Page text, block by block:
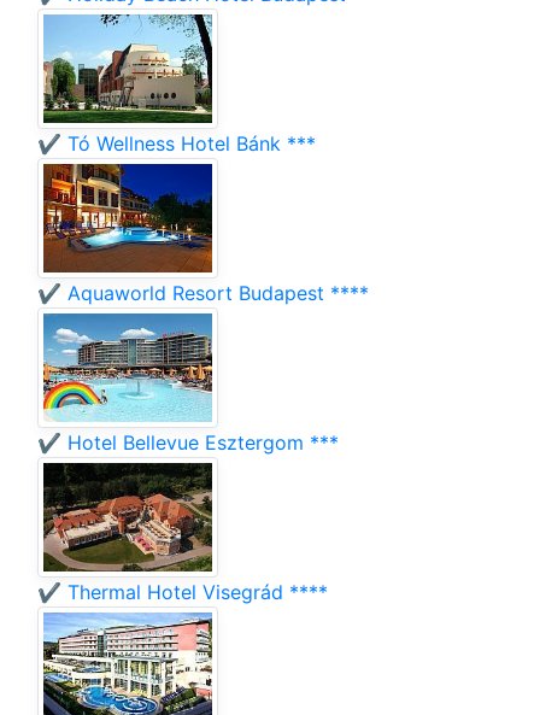
✔️ Tó Wellness Hotel Bánk ***
✔️ Aquaworld Resort Budapest ****
✔️ Hotel Bellevue Esztergom ***
✔️ Thermal Hotel Visegrád ****